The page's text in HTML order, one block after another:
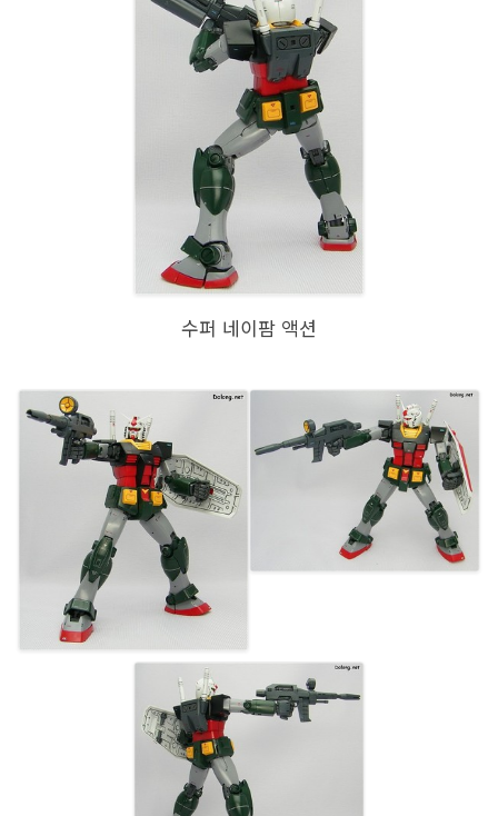
수퍼 네이팜 액션